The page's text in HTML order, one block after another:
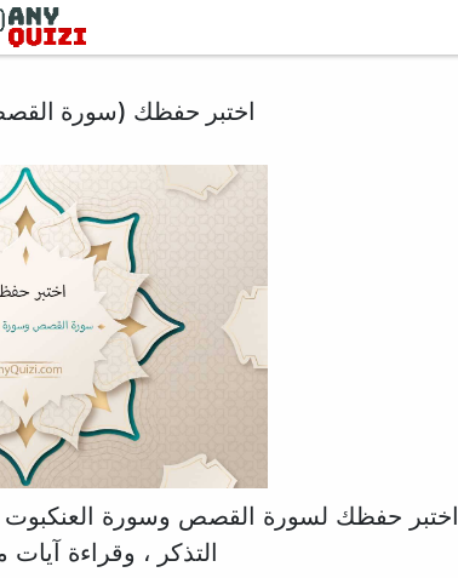
اختبر حفظك (سورة
اختبر حفظك لسورة القصص وسورة العنكبوت
التذكر ، وقراءة